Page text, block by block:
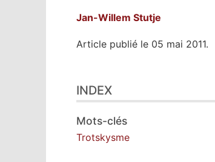
Jan-Willem Stutje
Article publié le 05 mai 2011.
Plan
Texte
Notes
Citer cet article
INDEX
Mots-clés
Trotskysme